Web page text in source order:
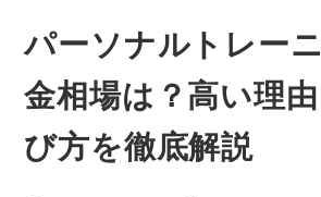
パーソナルトレー
金相場は？高い理
び方を徹底解説